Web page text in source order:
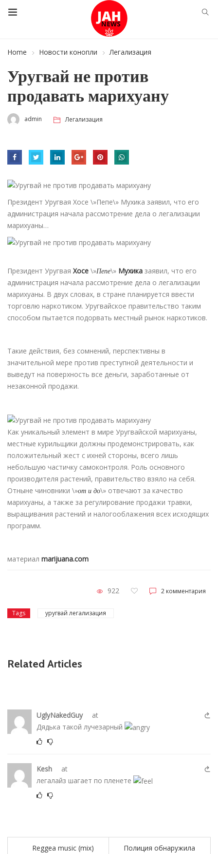
Home Новости конопли Легализация
Уругвай не против
продавать марихуану
admin Легализация
Президент Уругвая Хосе \»Пепе\» Мухика заявил, что его
администрация начала рассмотрение дела о легализации
марихуаны…
Президент Уругвая Хосе \»Пепе\» Мухика заявил, что его
администрация начала рассмотрение дела о легализации
марихуаны. В двух словах, в стране планируется ввести
торговлю наркотиком. Уругвайское правительство таким
способом пытается подорвать местный рынок наркотиков.
Такие действия, без сомнений, перспективны в
значительной мере против преступной деятельности и
выведут на поверхность все деньги, заработанные от
незаконной продажи.
Как уникальный элемент в мире Уругвайской марихуаны,
местные курильщики должны продемонстрировать, как
положительный жест с ихней стороны, всего лишь
небольшую частичку самоконтроля. Роль основного
производителя растений, правительство взяло на себя.
Отныне чиновники \»от и до\» отвечают за качество
марихуаны, а также за регулирование продажи травки,
выращивания растений и налогооблажения всех исходящих
программ.
материал marijuana.com
922 2 комментария
Tags уругвай легализация
Related Articles
UglyNakedGuy
at
Дядька такой лучезарный
Kesh
at
легалайз шагает по пленете
Reggea music (mix)
Полиция обнаружила